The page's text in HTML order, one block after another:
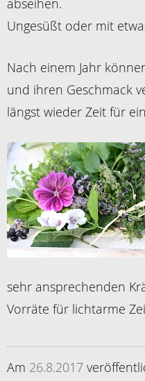
abseihen.
Ungesüßt oder mit
Nach einem Jahr
und ihren Geschmack
längst wieder Zeit für
sehr ansprechenden
Vorräte für lichtarme
Am 26.8.2017